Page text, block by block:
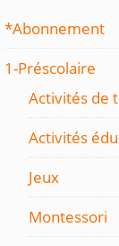
*Abonnement
1-Préscolaire
Activités de
Activités
Jeux
Montessori